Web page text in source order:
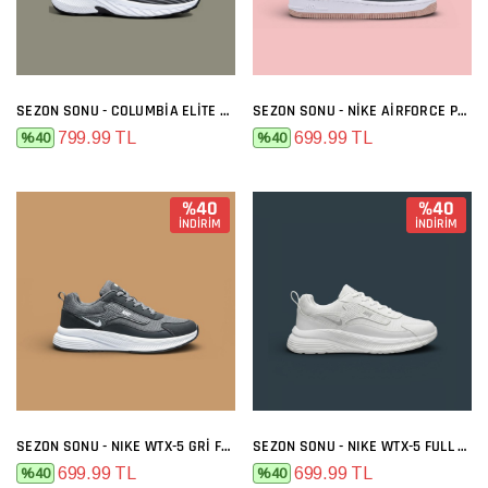
SEZON SONU - COLUMBIA ELITE SIYAH BEYAZ
%40 799.99 TL
SEZON SONU - NIKE AIRFORCE PREMIUM GRI MELO
%40 699.99 TL
%40
İNDİRİM
SEZON SONU - NIKE WTX-5 GRI FÜME
%40 699.99 TL
%40
İNDİRİM
SEZON SONU - NIKE WTX-5 FULL BEYAZ
%40 699.99 TL